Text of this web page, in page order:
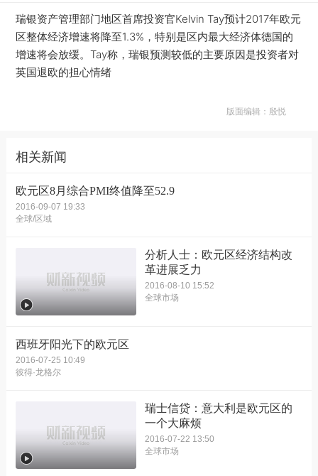
瑞银资产管理部门地区首席投资官Kelvin Tay预计2017年欧元
区整体经济增速将降至1.3%，特别是区内最大经济体德国的
增速将会放缓。Tay称，瑞银预测较低的主要原因是投资者对
英国退欧的担心情绪
版面编辑：殷悦
相关新闻
欧元区8月综合PMI终值降至52.9
2016-09-07 19:33
全球/区域
分析人士：欧元区经济结构改
革进展乏力
2016-08-10 15:52
全球市场
西班牙阳光下的欧元区
2016-07-25 10:49
彼得·龙格尔
瑞士信贷：意大利是欧元区的
一个大麻烦
2016-07-22 13:50
全球市场